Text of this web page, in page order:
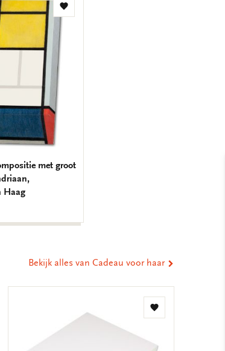
Toevoegen
met groot
Haag
Bekijk alles van Cadeau voor haar
Toevoegen